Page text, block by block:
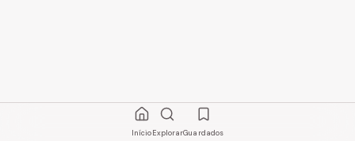
InícioExplorarGuardados